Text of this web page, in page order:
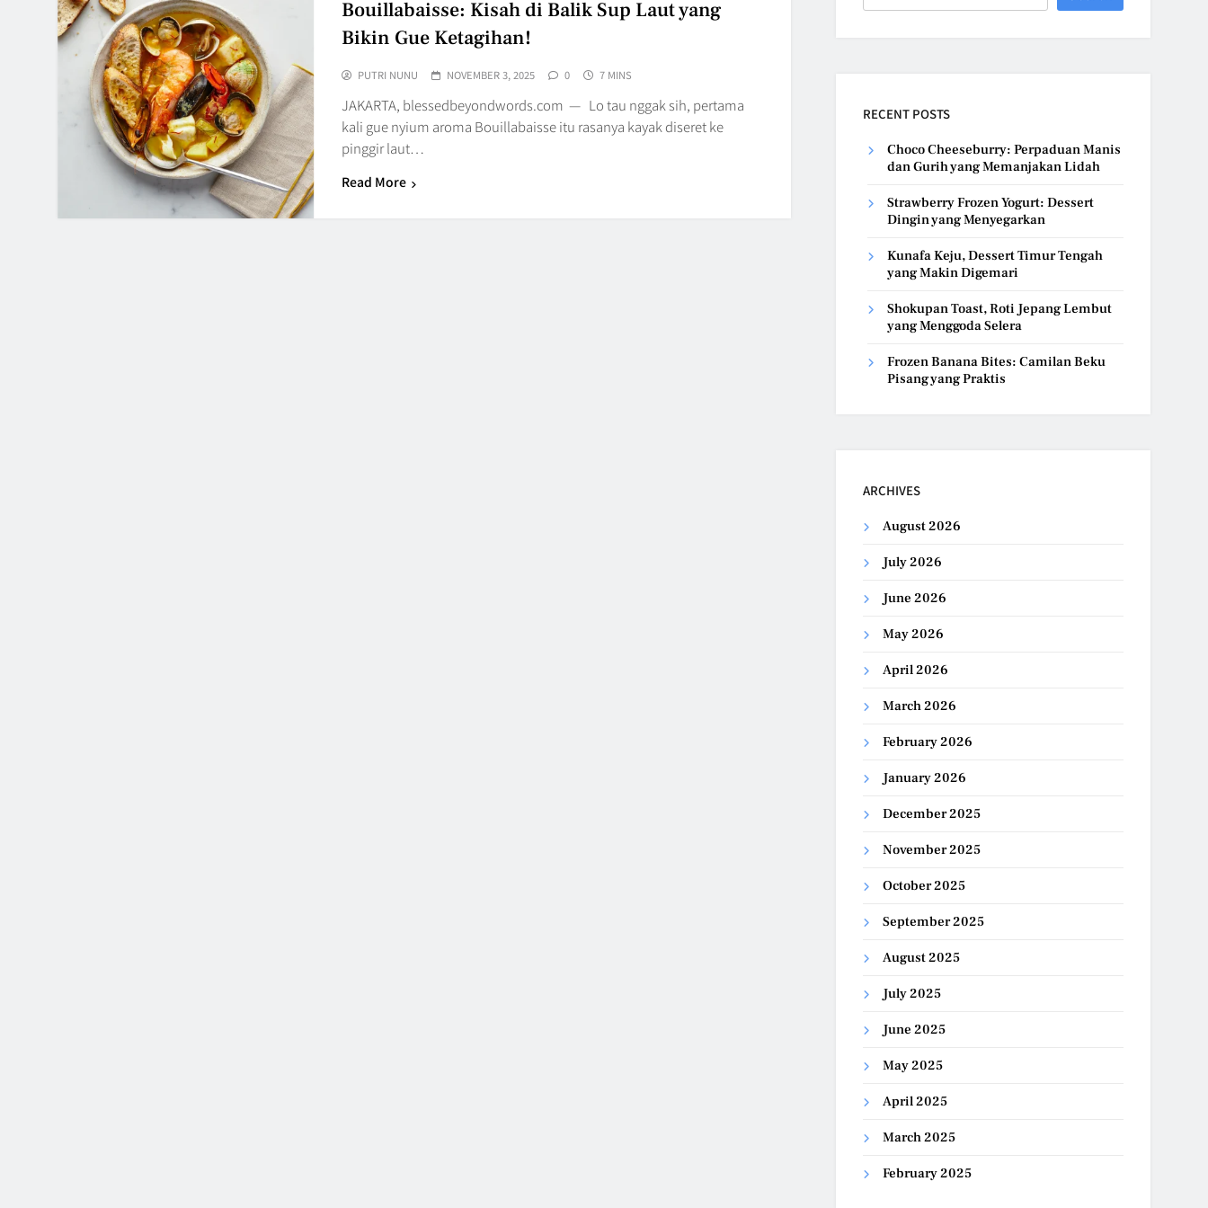
Bouillabaisse: Kisah di Balik Sup Laut yang
Bikin Gue Ketagihan!
PUTRI NUNU NOVEMBER 3, 2025 0 7 MINS
JAKARTA, blessedbeyondwords.com — Lo tau nggak sih, pertama
kali gue nyium aroma Bouillabaisse itu rasanya kayak diseret ke
pinggir laut…
Read More
RECENT POSTS
Choco Cheeseburry: Perpaduan Manis
dan Gurih yang Memanjakan Lidah
Strawberry Frozen Yogurt: Dessert
Dingin yang Menyegarkan
Kunafa Keju, Dessert Timur Tengah
yang Makin Digemari
Shokupan Toast, Roti Jepang Lembut
yang Menggoda Selera
Frozen Banana Bites: Camilan Beku
Pisang yang Praktis
ARCHIVES
August 2026
July 2026
June 2026
May 2026
April 2026
March 2026
February 2026
January 2026
December 2025
November 2025
October 2025
September 2025
August 2025
July 2025
June 2025
May 2025
April 2025
March 2025
February 2025